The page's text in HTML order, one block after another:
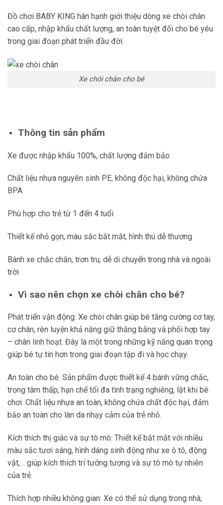
Đồ chơi BABY KING hân hạnh giới thiệu dòng xe chòi chân
cao cấp, nhập khẩu chất lượng, an toàn tuyệt đối cho bé yêu
trong giai đoạn phát triển đầu đời.
Xe chòi chân cho bé
Thông tin sản phẩm
Xe được nhập khẩu 100%, chất lượng đảm bảo
Chất liệu nhựa nguyên sinh PE, không độc hại, không chứa
BPA
Phù hợp cho trẻ từ 1 đến 4 tuổi
Thiết kế nhỏ gọn, màu sắc bắt mắt, hình thú dễ thương
Bánh xe chắc chắn, trơn tru, dễ di chuyển trong nhà và ngoài
trời
Vì sao nên chọn xe chòi chân cho bé?
Phát triển vận động: Xe chòi chân giúp bé tăng cường cơ tay,
cơ chân, rèn luyện khả năng giữ thăng bằng và phối hợp tay
– chân linh hoạt. Đây là một trong những kỹ năng quan trọng
giúp bé tự tin hơn trong giai đoạn tập đi và học chạy.
An toàn cho bé: Sản phẩm được thiết kế 4 bánh vững chắc,
trọng tâm thấp, hạn chế tối đa tình trạng nghiêng, lật khi bé
chơi. Chất liệu nhựa an toàn, không chứa chất độc hại, đảm
bảo an toàn cho làn da nhạy cảm của trẻ nhỏ.
Kích thích thị giác và sự tò mò: Thiết kế bắt mắt với nhiều
màu sắc tươi sáng, hình dáng sinh động như xe ô tô, động
vật,… giúp kích thích trí tưởng tượng và sự tò mò tự nhiên
của trẻ.
Thích hợp nhiều không gian: Xe có thể sử dụng trong nhà,